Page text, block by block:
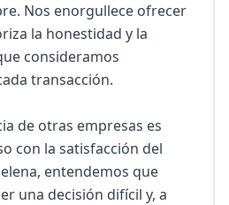
Nos enorgullece ofrecer
la honestidad y la
consideramos
transacción.
de otras empresas es
con la satisfacción del
entendemos que
una decisión difícil y, a